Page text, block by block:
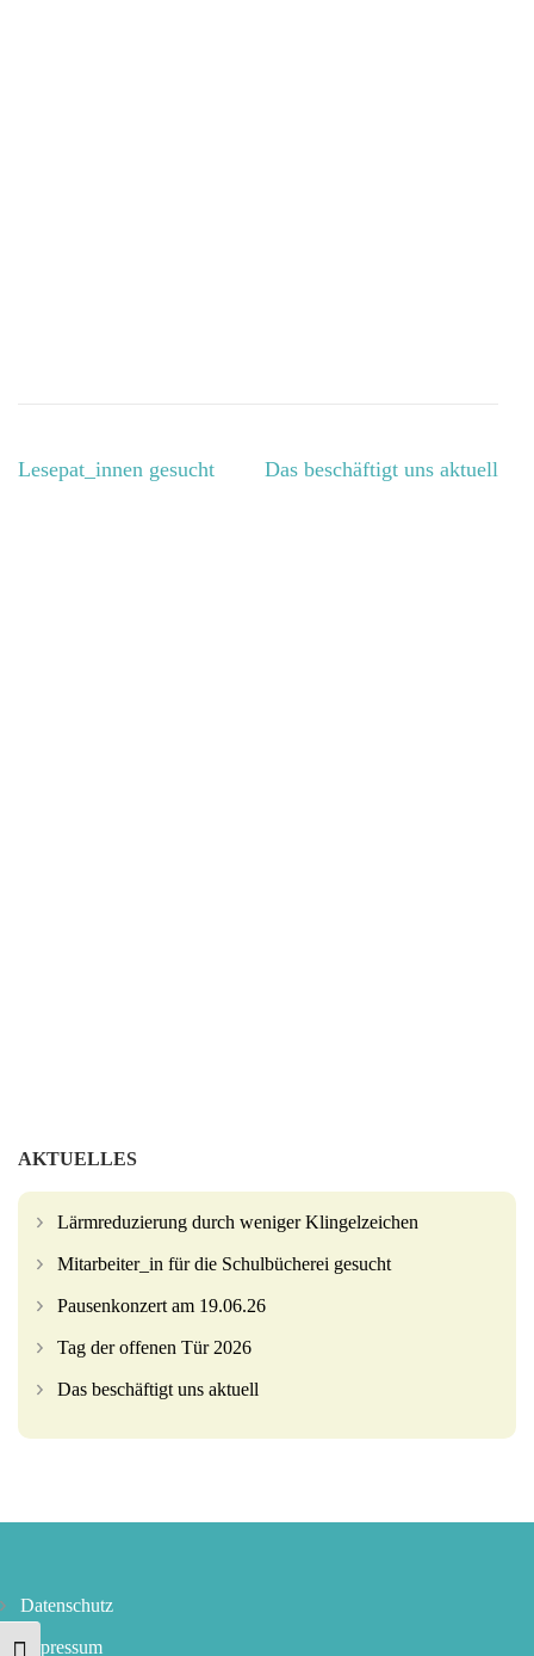
Post
Lesepat_innen gesucht Das beschäftigt uns aktuell
AKTUELLES
Lärmreduzierung durch weniger Klingelzeichen
Mitarbeiter_in für die Schulbücherei gesucht
Pausenkonzert am 19.06.26
Tag der offenen Tür 2026
Das beschäftigt uns aktuell
Datenschutz
Impressum